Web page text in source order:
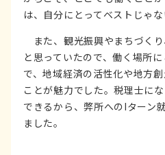
は、自分にとってベストじゃな
また、観光振興やまちづく
と思っていたので、働く場所
で、地域経済の活性化や地方
ことが魅力でした。税理士に
できるから、弊所へのIターン
ました。